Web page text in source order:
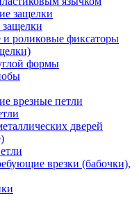
защелки
роликовые фиксаторы
формы
врезные петли
дверей
врезки (бабочки),